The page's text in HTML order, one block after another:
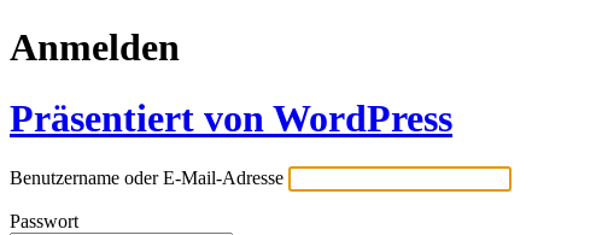
Anmelden
Präsentiert von WordPress
Benutzername oder E-Mail-Adresse
Passwort